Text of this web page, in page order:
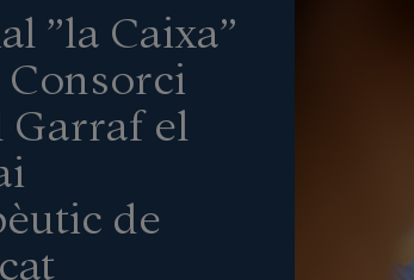
”la Caixa”
Garraf el
de